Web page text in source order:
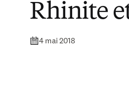
Rhinite
4 mai 2018